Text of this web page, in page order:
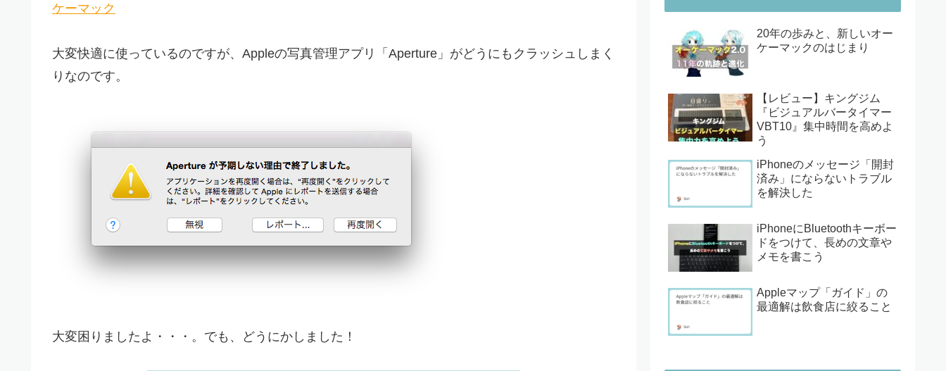
ケーマック
大変快適に使っているのですが、Appleの写真管理アプリ「Aperture」がどうにもクラッシュしまく
りなのです。
大変困りましたよ・・・。でも、どうにかしました！
20年の歩みと、新しいオー
ケーマックのはじまり
【レビュー】キングジム
『ビジュアルバータイマー
VBT10』集中時間を高めよ
う
iPhoneのメッセージ「開封
済み」にならないトラブル
を解決した
iPhoneにBluetoothキーボー
ドをつけて、長めの文章や
メモを書こう
Appleマップ「ガイド」の
最適解は飲食店に絞ること